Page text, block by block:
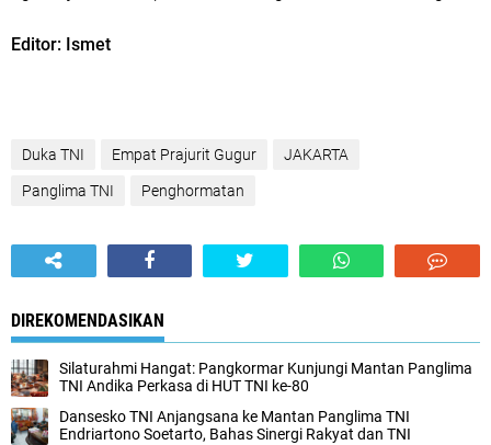
Editor: Ismet
Duka TNI Empat Prajurit Gugur JAKARTA
Panglima TNI Penghormatan
DIREKOMENDASIKAN
Silaturahmi Hangat: Pangkormar Kunjungi Mantan Panglima
TNI Andika Perkasa di HUT TNI ke-80
Dansesko TNI Anjangsana ke Mantan Panglima TNI
Endriartono Soetarto, Bahas Sinergi Rakyat dan TNI